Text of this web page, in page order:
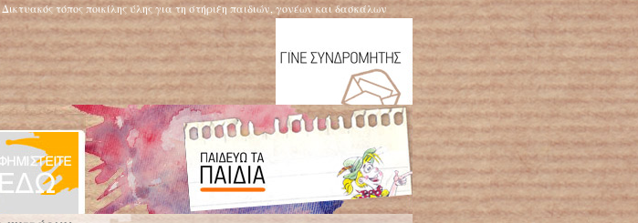
Δικτυακός τόπος ποικίλης ύλης για τη στήριξη παιδιών, γονέων και δασκάλων